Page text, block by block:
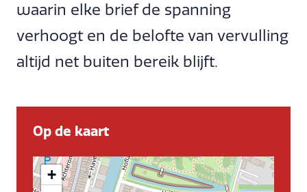
waarin elke brief de spanning
verhoogt en de belofte van vervulling
altijd net buiten bereik blijft.
Op de kaart
+